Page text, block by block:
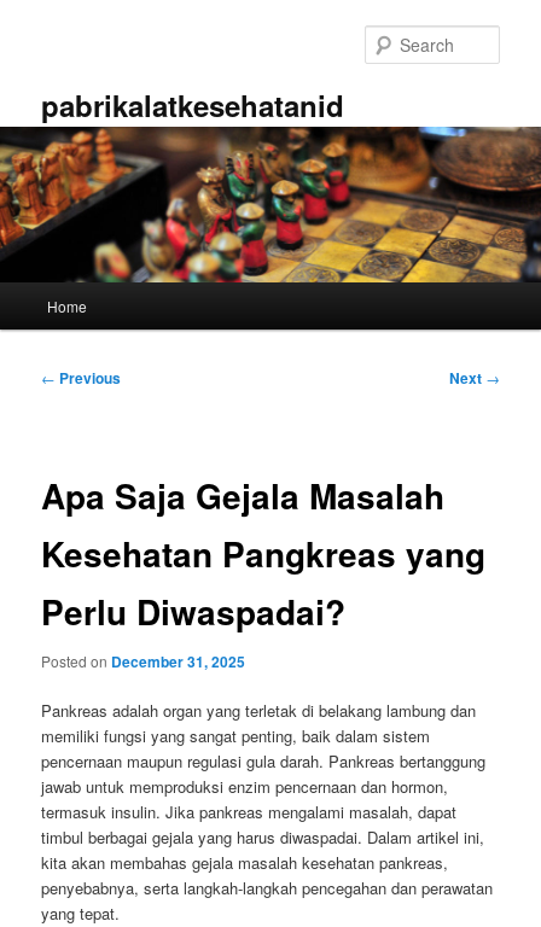
pabrikalatkesehatanid
Home
Post
← Previous Next →
Apa Saja Gejala Masalah
Kesehatan Pangkreas yang
Perlu Diwaspadai?
Posted on December 31, 2025
Pankreas adalah organ yang terletak di belakang lambung dan
memiliki fungsi yang sangat penting, baik dalam sistem
pencernaan maupun regulasi gula darah. Pankreas bertanggung
jawab untuk memproduksi enzim pencernaan dan hormon,
termasuk insulin. Jika pankreas mengalami masalah, dapat
timbul berbagai gejala yang harus diwaspadai. Dalam artikel ini,
kita akan membahas gejala masalah kesehatan pankreas,
penyebabnya, serta langkah-langkah pencegahan dan perawatan
yang tepat.